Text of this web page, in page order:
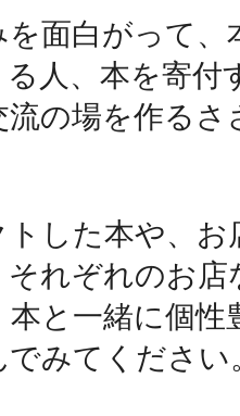
を面白がって、
る人、本を寄付
流の場を作る
トした本や、
れぞれのお
本と一緒に個性
でみてください
池袋
秋葉原